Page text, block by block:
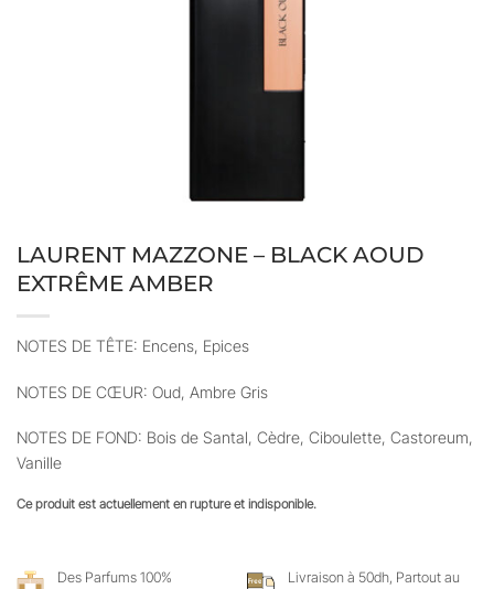
LAURENT MAZZONE – BLACK AOUD
EXTRÊME AMBER
NOTES DE TÊTE: Encens, Epices
NOTES DE CŒUR: Oud, Ambre Gris
NOTES DE FOND: Bois de Santal, Cèdre, Ciboulette, Castoreum,
Vanille
Ce produit est actuellement en rupture et indisponible.
Des Parfums 100%
Livraison à 50dh, Partout au